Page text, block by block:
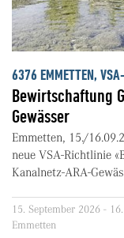
6376 EMMETTEN,
Bewirtschaftung
Gewässer
Emmetten, 15./
neue VSA-Richtlinie
Kanalnetz-ARA-
15. September 2026 -
Emmetten